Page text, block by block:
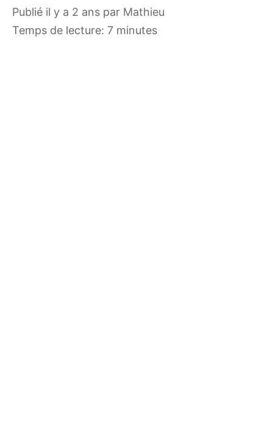
publié il y a 2 ans par Mathieu
Temps de lecture: 7 minutes